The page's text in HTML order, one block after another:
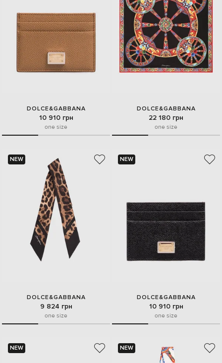
DOLCE&GABBANA
10 910 грн
one size
DOLCE&GABBANA
22 180 грн
one size
NEW
DOLCE&GABBANA
9 824 грн
one size
NEW
DOLCE&GABBANA
10 910 грн
one size
NEW NEW